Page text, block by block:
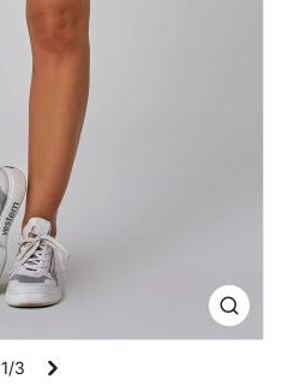
Abrir
mídia
1/3